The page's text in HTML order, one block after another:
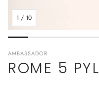
1 / 10
AMBASSADOR
ROME 5 PYL